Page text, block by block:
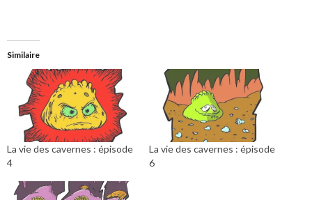
Similaire
La vie des cavernes : épisode
4
La vie des cavernes : épisode
6